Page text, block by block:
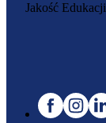
Jakość